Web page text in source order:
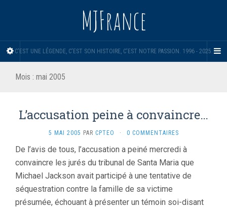
MJFrance
C'EST UNE LÉGENDE, C'EST SON HISTOIRE, C'EST NOTRE PASSION. 1996 - 2025.
Mois : mai 2005
L’accusation peine à convaincre…
5 MAI 2005 PAR CPTEO · 0 COMMENTAIRES
De l’avis de tous, l’accusation a peiné mercredi à
convaincre les jurés du tribunal de Santa Maria que
Michael Jackson avait participé à une tentative de
séquestration contre la famille de sa victime
présumée, échouant à présenter un témoin soi-disant